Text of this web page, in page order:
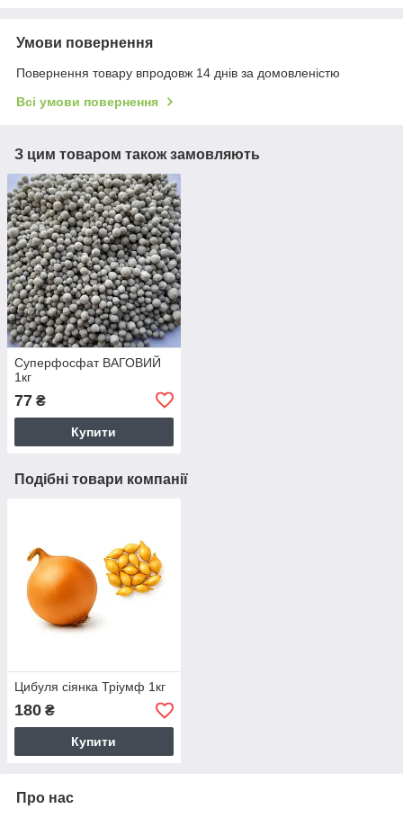
Умови повернення
Повернення товару впродовж 14 днів за домовленістю
Всі умови повернення
З цим товаром також замовляють
Суперфосфат ВАГОВИЙ
1кг
77 ₴
Купити
Подібні товари компанії
Цибуля сіянка Тріумф 1кг
180 ₴
Купити
Про нас